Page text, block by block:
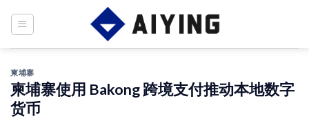
柬埔寨
柬埔寨使用 Bakong 跨境支付推动本地数字
货币